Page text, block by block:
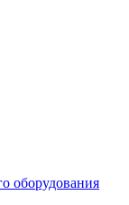
оборудования